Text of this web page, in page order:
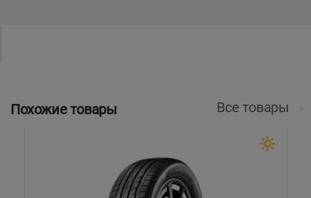
Похожие товары Все товары